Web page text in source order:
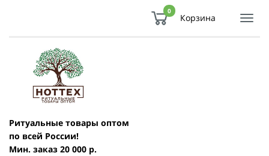
0
Корзина
Ритуальные товары оптом
по всей России!
Мин. заказ 20 000 р.